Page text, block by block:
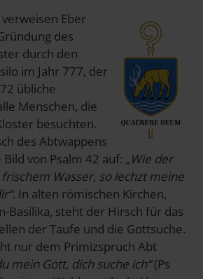
Eber
des
durch den
im Jahr 777, der
übliche
Menschen, die
besuchten.
des Abtwappens
von Psalm 42 auf: „Wie der
Wasser, so lechzt meine
. In alten römischen Kirchen,
Basilika, steht der Hirsch für das
der Taufe und die Gottsuche.
nur dem Primizspruch Abt
mein Gott, dich suche ich“(Ps